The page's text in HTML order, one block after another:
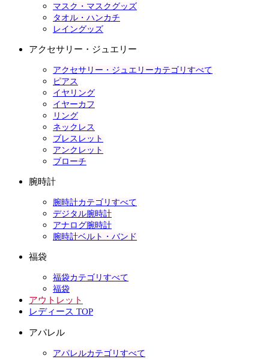
マスク・マスクグッズ
タオル・ハンカチ
レイングッズ
アクセサリー・ジュエリー
アクセサリー・ジュエリーカテゴリすべて
ピアス
イヤリング
イヤーカフ
リング
ネックレス
ブレスレット
アンクレット
ブローチ
腕時計
腕時計カテゴリすべて
デジタル腕時計
アナログ腕時計
腕時計ベルト・バンド
福袋
福袋カテゴリすべて
福袋
アウトレット
レディース TOP
アパレル
アパレルカテゴリすべて